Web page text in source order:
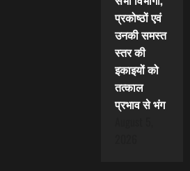
प्रकोष्ठों एवं
उनकी समस्त
स्तर की
इकाइयों को
तत्काल
प्रभाव से भंग